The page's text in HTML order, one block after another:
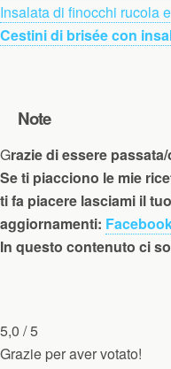
Insalata di finocchi rucola
Cestini di brisée con
Note
Grazie di essere
Se ti piacciono le mie
ti fa piacere lasciami il
aggiornamenti:
In questo contenuto ci
5,0 / 5
Grazie per aver votato!